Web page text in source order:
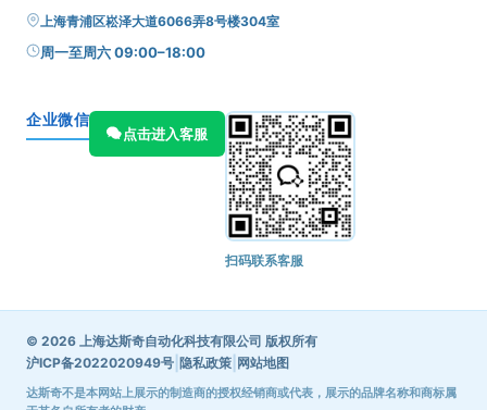
上海青浦区崧泽大道6066弄8号楼304室
周一至周六 09:00–18:00
企业微信
点击进入客服
扫码联系客服
© 2026 上海达斯奇自动化科技有限公司 版权所有
沪ICP备2022020949号 隐私政策 网站地图
达斯奇不是本网站上展示的制造商的授权经销商或代表，展示的品牌名称和商标属